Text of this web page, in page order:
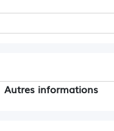
Autres informations